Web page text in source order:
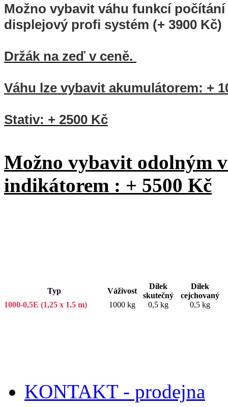
Možno vybavit váhu funkcí
displejový profi systém (+ 3900 Kč)
Držák na zeď v ceně.
Váhu lze vybavit akumulátorem: +
Stativ: + 2500 Kč
Možno vybavit odolným
indikátorem : + 5500 Kč
Typ Váživost
Dílek
skutečný
Dílek
cejchovaný
1000-0,5E (1,25 x 1,5 m)
1000 kg 0,5 kg 0,5 kg
KONTAKT - prodejna